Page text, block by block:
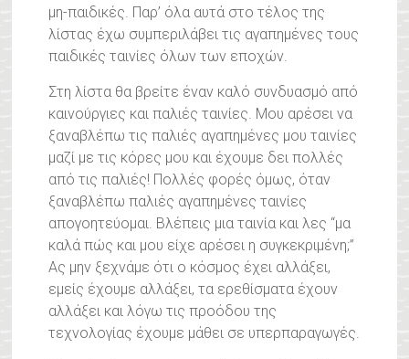
μη-παιδικές. Παρ’ όλα αυτά στο τέλος της
λίστας έχω συμπεριλάβει τις αγαπημένες τους
παιδικές ταινίες όλων των εποχών.
Στη λίστα θα βρείτε έναν καλό συνδυασμό από
καινούργιες και παλιές ταινίες. Μου αρέσει να
ξαναβλέπω τις παλιές αγαπημένες μου ταινίες
μαζί με τις κόρες μου και έχουμε δει πολλές
από τις παλιές! Πολλές φορές όμως, όταν
ξαναβλέπω παλιές αγαπημένες ταινίες
απογοητεύομαι. Βλέπεις μια ταινία και λες “μα
καλά πώς και μου είχε αρέσει η συγκεκριμένη;”
Ας μην ξεχνάμε ότι ο κόσμος έχει αλλάξει,
εμείς έχουμε αλλάξει, τα ερεθίσματα έχουν
αλλάξει και λόγω τις προόδου της
τεχνολογίας έχουμε μάθει σε υπερπαραγωγές.